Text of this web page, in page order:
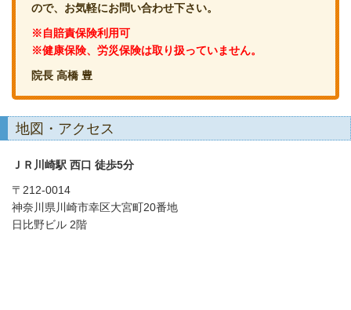
ので、お気軽にお問い合わせ下さい。
※自賠責保険利用可
※健康保険、労災保険は取り扱っていません。
院長 高橋 豊
地図・アクセス
ＪＲ川崎駅 西口 徒歩5分
〒212-0014
神奈川県川崎市幸区大宮町20番地
日比野ビル 2階